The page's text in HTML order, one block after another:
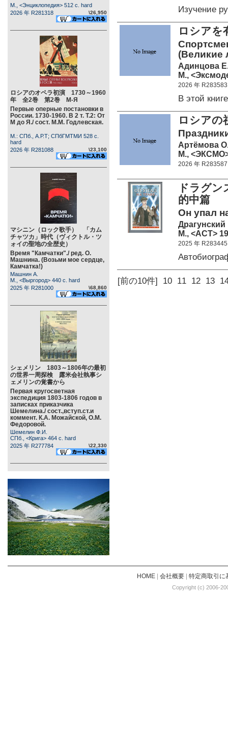
М., <Энциклопедия> 512 c. hard
2026 年 R281318
\26,950
ロシアのオペラ初演 1730～1960
年 全2巻 第2巻 М-Я
Первые оперные постановки в
России. 1730-1960. В 2 т. Т.2: От
М до Я./ сост. М.М. Годлевская.
М.: СПб., А.Р.Т; СПбГМТМИ 528 c.
hard
2026 年 R281088
\23,100
マシニン（ロック歌手） 「カム
チャツカ」時代（ヴィクトル・ツ
ォイの聖地の全歴史）
Время "Камчатки"./ ред. О.
Машнина. (Возьми мое сердце,
Камчатка!)
Машнин А.
М., <Выргород> 440 c. hard
2025 年 R281000
\68,860
シェメリン 1803～1806年の最初
の世界一周探検 露米会社執事シ
ェメリンの覚書から
Первая кругосветная
экспедиция 1803-1806 годов в
записках приказчика
Шемелина./ сост.,вступ.ст.и
коммент. К.А. Можайской, О.М.
Федоровой.
Шемелин Ф.И.
СПб., <Крига> 464 c. hard
2025 年 R277784
\22,330
Изучение
ロシア
(Великие
Адинцова
М.,
2026 年 R283583
В этой
ロシア
Артёмова
М.,
2026 年 R283587
ドラグ
的中篇
Он упал
М., <АСТ>
2025 年 R283445
[前の10件] 10 11 12 13
HOME| 会社概要| 特定商取引に
Copyright (c) 2006-